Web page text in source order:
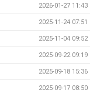
2026-01-27 11:43
2025-11-24 07:51
2025-11-04 09:52
2025-09-22 09:19
2025-09-18 15:36
2025-09-17 08:50